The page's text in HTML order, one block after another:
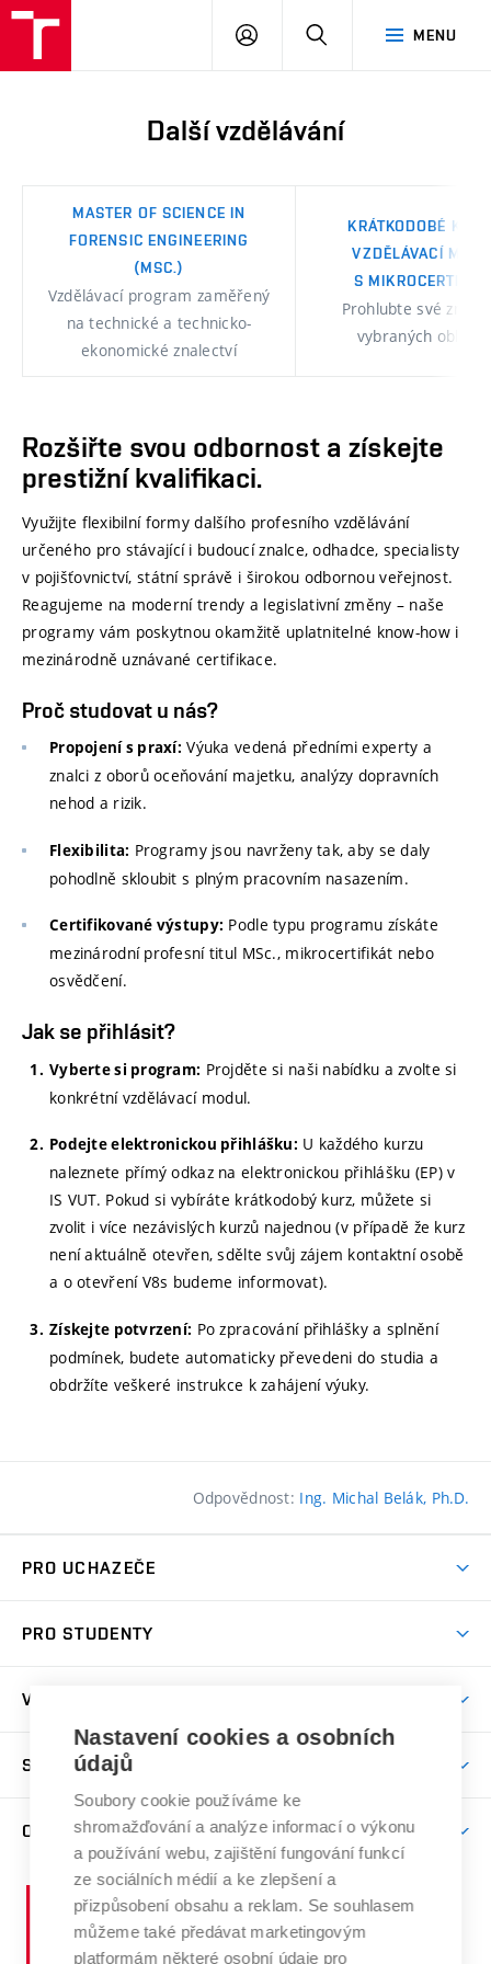
MENU
PŘIHLÁSIT
Další vzdělávání
MASTER OF SCIENCE IN
FORENSIC ENGINEERING
(MSC.)
Vzdělávací program zaměřený
na technické a technicko-
ekonomické znalectví
KRÁTKODOBÉ
VZDĚLÁVACÍ
S
Prohlubte své
vybraných
Rozšiřte svou odbornost a získejte
prestižní kvalifikaci.
Využijte flexibilní formy dalšího profesního vzdělávání
určeného pro stávající i budoucí znalce, odhadce, specialisty
v pojišťovnictví, státní správě i širokou odbornou veřejnost.
Reagujeme na moderní trendy a legislativní změny – naše
programy vám poskytnou okamžitě uplatnitelné know-how i
mezinárodně uznávané certifikace.
Proč studovat u nás?
Propojení s praxí: Výuka vedená předními experty a
znalci z oborů oceňování majetku, analýzy dopravních
nehod a rizik.
Flexibilita: Programy jsou navrženy tak, aby se daly
pohodlně skloubit s plným pracovním nasazením.
Certifikované výstupy: Podle typu programu získáte
mezinárodní profesní titul MSc., mikrocertifikát nebo
osvědčení.
Jak se přihlásit?
Vyberte si program: Projděte si naši nabídku a zvolte si
konkrétní vzdělávací modul.
Podejte elektronickou přihlášku: U každého kurzu
naleznete přímý odkaz na elektronickou přihlášku (EP) v
IS VUT. Pokud si vybíráte krátkodobý kurz, můžete si
zvolit i více nezávislých kurzů najednou (v případě že kurz
není aktuálně otevřen, sdělte svůj zájem kontaktní osobě
a o otevření V8s budeme informovat).
Získejte potvrzení: Po zpracování přihlášky a splnění
podmínek, budete automaticky převedeni do studia a
obdržíte veškeré instrukce k zahájení výuky.
Odpovědnost: Ing. Michal Belák, Ph.D.
PRO UCHAZEČE
Přijímačky
Den otevřených dveří
Další vzdělávání
Kontakty
Zpracování osobních údajů uchazečů o studium
E-přihláška
PRO STUDENTY
Studijní předpisy
Časový plán studia
Studium
Stipendia
Doktorský příjem
Celouniverzitní doktorská škola
VĚDA A VÝZKUM
Věda a výzkum na ÚSI
Úspěchy
Projekty
Publikace a výsledky VaV
Konference
SPOLUPRÁCE S ÚSI
Spolupráce
Služby ústavu
O ÚSTAVU
Profil ústavu
Organizační struktura
Vysoké
učení
technické
Nastavení cookies a osobních
údajů
Soubory cookie používáme ke
shromažďování a analýze informací o výkonu
a používání webu, zajištění fungování funkcí
ze sociálních médií a ke zlepšení a
přizpůsobení obsahu a reklam. Se souhlasem
můžeme také předávat marketingovým
platformám některé osobní údaje pro